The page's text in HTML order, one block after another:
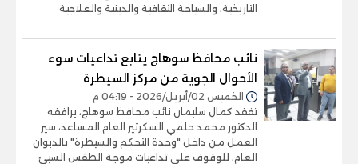
التاريخية، والسياحة الثقافية والدينية والعلاجية
نائب محافظ سوهاج يتابع تداعيات سوء
الأحوال الجوية من مركز السيطرة
الخميس 02/أبريل/2026 - 04:19 م
تفقد كمال سليمان نائب محافظ سوهاج، يرافقه
الدكتور محمد حلمي السكرتير العام المساعد، سير
العمل من داخل "وحدة التحكم والسيطرة" بالديوان
العام، للوقوف على تداعيات موجة الطقس السيئ